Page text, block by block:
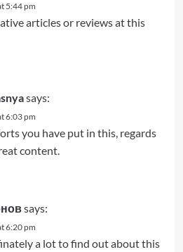
5:44 pm
articles or reviews at this
says:
6:03 pm
you have put in this, regards
content.
says:
6:20 pm
a lot to find out about this